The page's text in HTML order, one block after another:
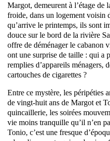
Margot, demeurent à l’étage de
froide, dans un logement voisin
qu’arrive le printemps, ils sont
douce sur le bord de la rivière
offre de déménager le cabanon
ont une surprise de taille : qui a
remplies d’appareils ménagers,
cartouches de cigarettes ?
Entre ce mystère, les péripéties
de vingt-huit ans de Margot et
quincaillerie, les soirées
vie moins tranquille qu’il n’en
Tonio, c’est une fresque